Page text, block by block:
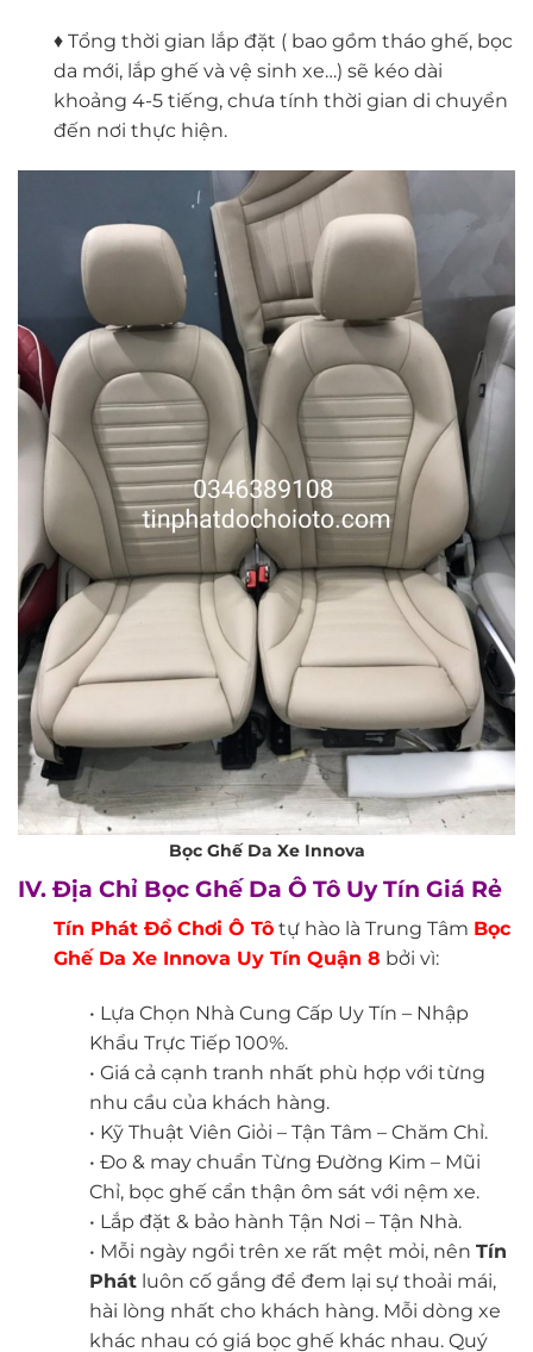
♦ Tổng thời gian lắp đặt ( bao gồm tháo ghế, bọc
da mới, lắp ghế và vệ sinh xe…) sẽ kéo dài
khoảng 4-5 tiếng, chưa tính thời gian di chuyển
đến nơi thực hiện.
Bọc Ghế Da Xe Innova
IV. Địa Chỉ Bọc Ghế Da Ô Tô Uy Tín Giá Rẻ
Tín Phát Đồ Chơi Ô Tô tự hào là Trung Tâm Bọc
Ghế Da Xe Innova Uy Tín Quận 8 bởi vì:
• Lựa Chọn Nhà Cung Cấp Uy Tín – Nhập
Khẩu Trực Tiếp 100%.
• Giá cả cạnh tranh nhất phù hợp với từng
nhu cầu của khách hàng.
• Kỹ Thuật Viên Giỏi – Tận Tâm – Chăm Chỉ.
• Đo & may chuẩn Từng Đường Kim – Mũi
Chỉ, bọc ghế cẩn thận ôm sát với nệm xe.
• Lắp đặt & bảo hành Tận Nơi – Tận Nhà.
• Mỗi ngày ngồi trên xe rất mệt mỏi, nên Tín
Phát luôn cố gắng để đem lại sự thoải mái,
hài lòng nhất cho khách hàng. Mỗi dòng xe
khác nhau có giá bọc ghế khác nhau. Quý